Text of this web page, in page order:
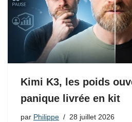
Kimi K3, les poids
panique livrée en kit
par Philippe 28 juillet 2026